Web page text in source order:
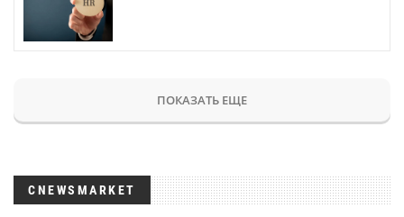
ПОКАЗАТЬ ЕЩЕ
CNEWSMARKET